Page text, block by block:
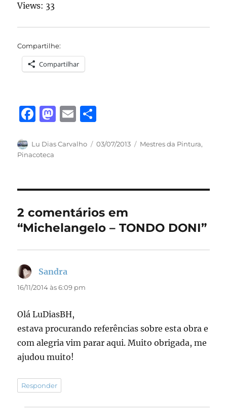
Views: 33
Compartilhe:
Compartilhar
F
c
e
o
o
k
M
st
o
n
E
ai a
Autor
Lu Dias Carvalho
Publicado
03/07/2013 Categorias
Mestres da Pintura,
Pinacoteca
2 comentários em
“Michelangelo – TONDO DONI”
Sandra
16/11/2014 às 6:09 pm
Olá LuDiasBH,
estava procurando referências sobre esta obra e
com alegria vim parar aqui. Muito obrigada, me
ajudou muito!
Responder